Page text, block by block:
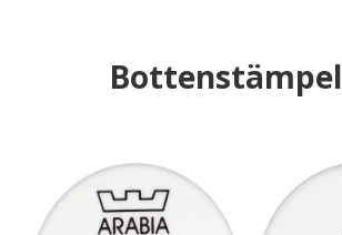
Bottenstämpel